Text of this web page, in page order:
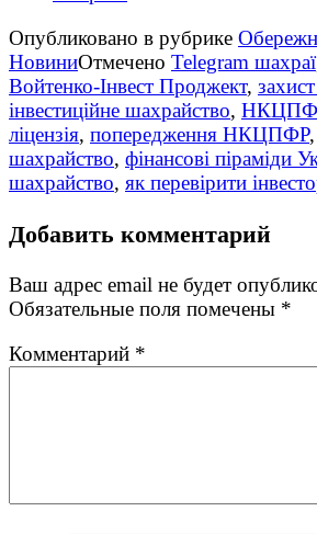
Опубликовано в рубрике
НовиниОтмечено Telegram шахраї
Войтенко-Інвест Проджект,
інвестиційне шахрайство,
ліцензія, попередження НКЦПФР,
шахрайство, фінансові піраміди
шахрайство, як перевірити
Добавить комментарий
Ваш адрес email не будет
Обязательные поля помечены *
Комментарий *